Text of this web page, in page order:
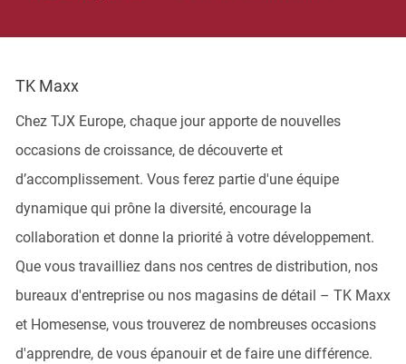
TK Maxx
Chez TJX Europe, chaque jour apporte de nouvelles
occasions de croissance, de découverte et
d’accomplissement. Vous ferez partie d'une équipe
dynamique qui prône la diversité, encourage la
collaboration et donne la priorité à votre développement.
Que vous travailliez dans nos centres de distribution, nos
bureaux d'entreprise ou nos magasins de détail – TK Maxx
et Homesense, vous trouverez de nombreuses occasions
d'apprendre, de vous épanouir et de faire une différence.